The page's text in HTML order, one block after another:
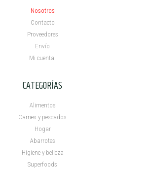
Nosotros
Contacto
Proveedores
Envío
Mi cuenta ​
CATEGORÍAS
Alimentos
Carnes y pescados
Hogar
Abarrotes
Higiene y belleza
Superfoods